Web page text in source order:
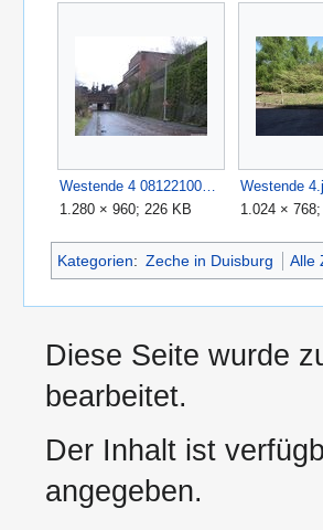
Westende 4 0812210045.JPG
1.280 × 960; 226 KB
Westende
1.024 ×
Kategorien: Zeche in Duisburg Alle
Diese Seite wurde
bearbeitet.
Der Inhalt ist
angegeben.